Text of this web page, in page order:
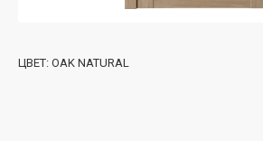
ЦВЕТ: OAK NATURAL